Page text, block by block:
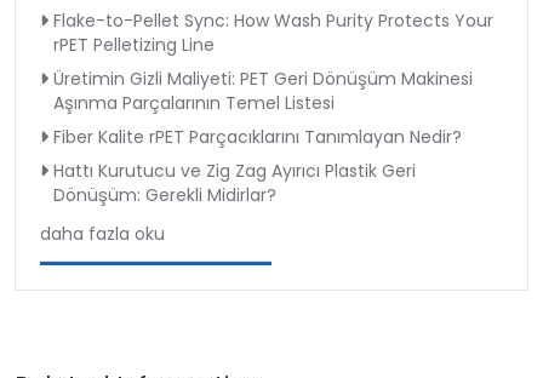
Flake-to-Pellet Sync: How Wash Purity Protects Your
rPET Pelletizing Line
Üretimin Gizli Maliyeti: PET Geri Dönüşüm Makinesi
Aşınma Parçalarının Temel Listesi
Fiber Kalite rPET Parçacıklarını Tanımlayan Nedir?
Hattı Kurutucu ve Zig Zag Ayırıcı Plastik Geri
Dönüşüm: Gerekli Midirlar?
daha fazla oku